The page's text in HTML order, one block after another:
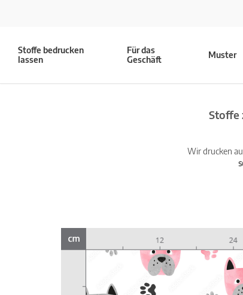
Stoffe bedrucken
lassen
Für das
Geschäft
Muster
Stoffe
Wir drucken